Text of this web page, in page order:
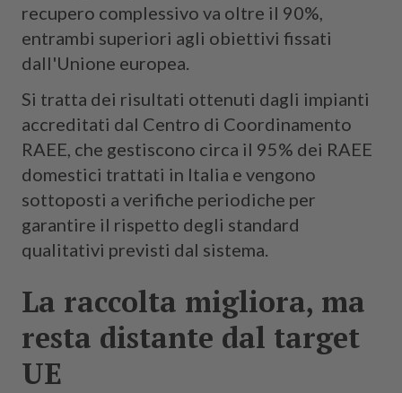
recupero complessivo va oltre il 90%,
entrambi superiori agli obiettivi fissati
dall'Unione europea.
Si tratta dei risultati ottenuti dagli impianti
accreditati dal Centro di Coordinamento
RAEE, che gestiscono circa il 95% dei RAEE
domestici trattati in Italia e vengono
sottoposti a verifiche periodiche per
garantire il rispetto degli standard
qualitativi previsti dal sistema.
La raccolta migliora, ma
resta distante dal target
UE